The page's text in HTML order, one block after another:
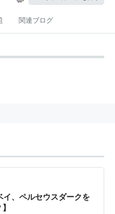
関連ブログ
イ、ペルセウスダークを